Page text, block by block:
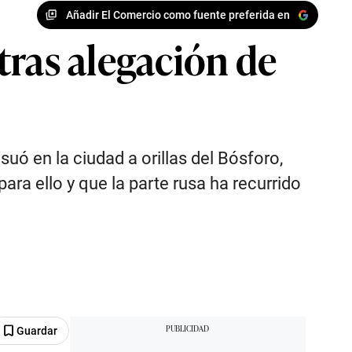
Añadir El Comercio como fuente preferida en
alegación de
en la ciudad a orillas del Bósforo,
ello y que la parte rusa ha recurrido
Guardar